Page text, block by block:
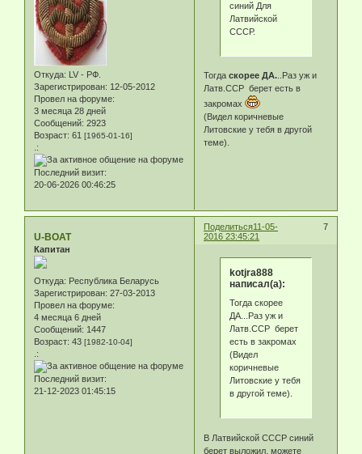
Откуда: LV - РФ.
Зарегистрирован: 12-05-2012
Провел на форуме:
3 месяца 28 дней
Сообщений: 2923
Возраст: 61 [1965-01-16]
.:
Последний визит:
20-06-2026 00:46:25
синий Для
Латвийской
СССР.
Тогдаскорее ДА...Раз уж и
Латв.ССР берет есть в
закромах
(Видел коричневые
Литовские у тебя в другой
теме).
Поделиться 7
11-05-
2016 23:45:21
U-BOAT
Капитан
Откуда: Республика Беларусь
Зарегистрирован: 27-03-2013
Провел на форуме:
4 месяца 6 дней
Сообщений: 1447
Возраст: 43 [1982-10-04]
.:
Последний визит:
21-12-2023 01:45:15
kotjra888
написал(а):
Тогда скорее
ДА...Раз уж и
Латв.ССР берет
есть в закромах
(Видел
коричневые
Литовские у тебя
в другой теме).
В Латвийской СССР синий
берет выложил, можете